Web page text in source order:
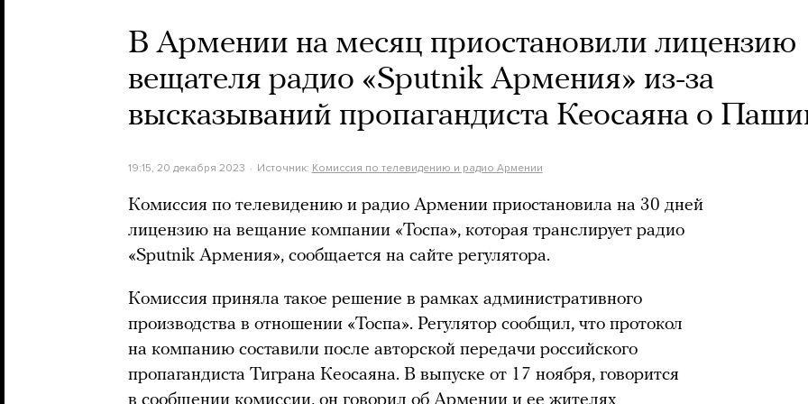
В Армении на месяц приостановили лицензию
вещателя радио «Sputnik Армения» из-за
высказываний пропагандиста Кеосаяна о
19:15, 20 декабря 2023 Источник: Комиссия по телевидению и радио Армении
Комиссия по телевидению и радио Армении приостановила на 30 дней
лицензию на вещание компании «Тоспа», которая транслирует радио
«Sputnik Армения», сообщается на сайте регулятора.
Комиссия приняла такое решение в рамках административного
производства в отношении «Тоспа». Регулятор сообщил, что протокол
на компанию составили после авторской передачи российского
пропагандиста Тиграна Кеосаяна. В выпуске от 17 ноября, говорится
в сообщении комиссии, он говорил об Армении и ее жителях